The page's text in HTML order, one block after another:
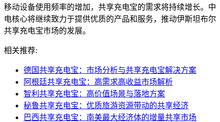
移动设备使用频率的增加，共享充电宝的需求将持续增长。中
电核心将继续致力于提供优质的产品和服务，推动伊斯坦布尔
共享充电宝市场的发展。
相关推荐:
德国共享充电宝：市场分析与共享充电宝解决方案
阿根廷共享充电宝：高需求高收益市场解析
智利共享充电宝：高价值场景与落地方案
秘鲁共享充电宝：优质旅游资源带动的共享经济
巴西共享充电宝：南美最大经济体的增量共享市场